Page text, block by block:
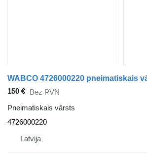
150 € Bez PVN
Pneimatiskais vārsts
4726000220
Latvija